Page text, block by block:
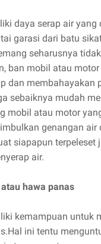
daya serap air yang
garasi dari batu
seharusnya
ban mobil atau
dan membahayakan
sebaiknya mudah
mobil atau motor
genangan air
siapapun terpeleset
air.
hawa panas
kemampuan untuk
ini tentu